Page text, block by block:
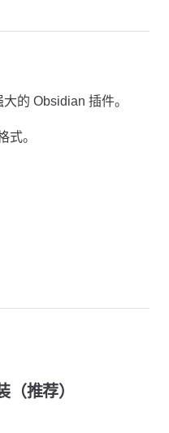
的 Obsidian 插件。
式。
推荐）